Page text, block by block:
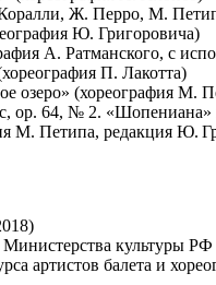
Ж. Перро, М.
Ю. Григоровича)
А. Ратманского, с
П. Лакотта)
озеро» (хореография
op. 64, № 2.
М. Петипа, редакция Ю.
культуры
артистов балета и